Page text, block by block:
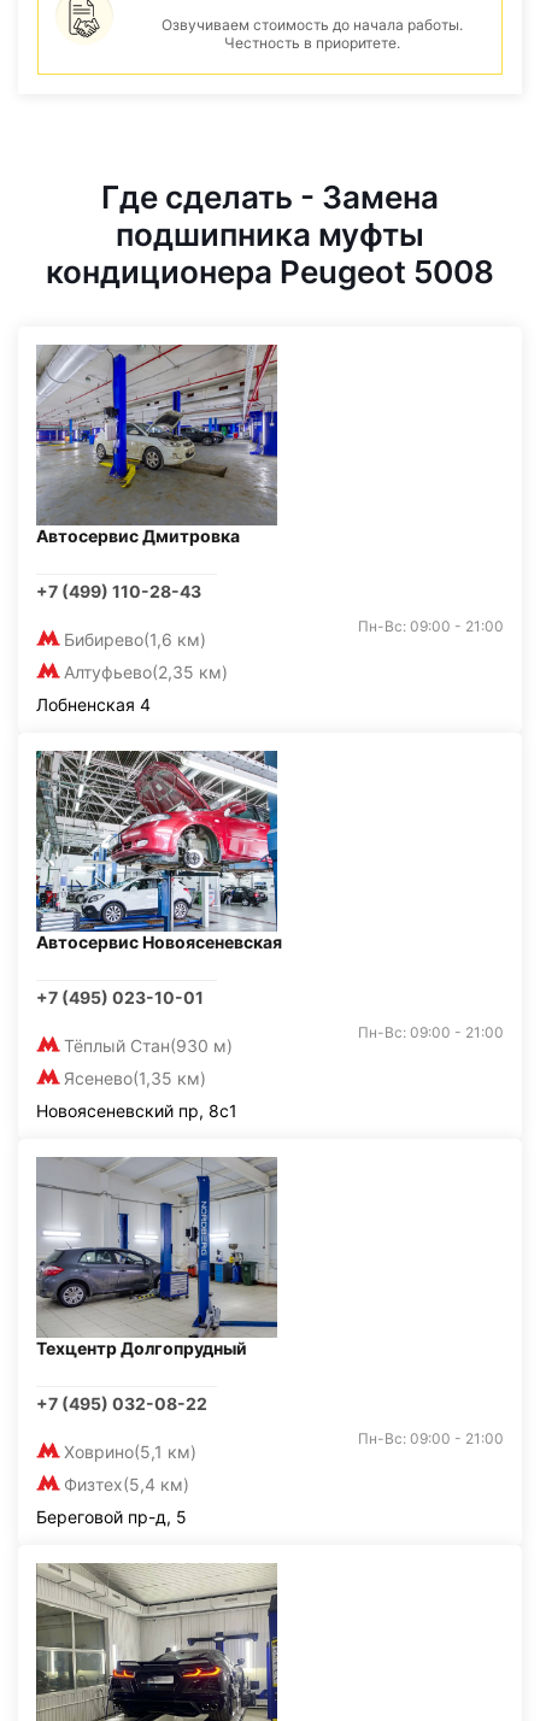
Озвучиваем стоимость до начала работы.
Честность в приоритете.
Где сделать - Замена
подшипника муфты
кондиционера Peugeot 5008
Автосервис Дмитровка
+7 (499) 110-28-43
Бибирево(1,6 км)
Алтуфьево(2,35 км)
Пн-Вс: 09:00 - 21:00
Лобненская 4
Автосервис Новоясеневская
+7 (495) 023-10-01
Тёплый Стан(930 м)
Ясенево(1,35 км)
Пн-Вс: 09:00 - 21:00
Новоясеневский пр, 8с1
Техцентр Долгопрудный
+7 (495) 032-08-22
Ховрино(5,1 км)
Физтех(5,4 км)
Пн-Вс: 09:00 - 21:00
Береговой пр-д, 5